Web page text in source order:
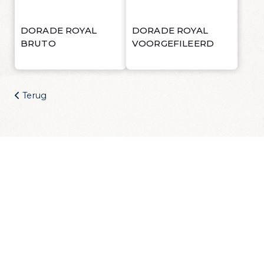
Wijn Fishwives Merlot
Wijn Fishwives Rose
Wijn Les Rochers Catharaes Chardonnay
Wijn Tonno Syrah
DORADE ROYAL
BRUTO
DORADE ROYAL
VOORGEFILEERD
Terug